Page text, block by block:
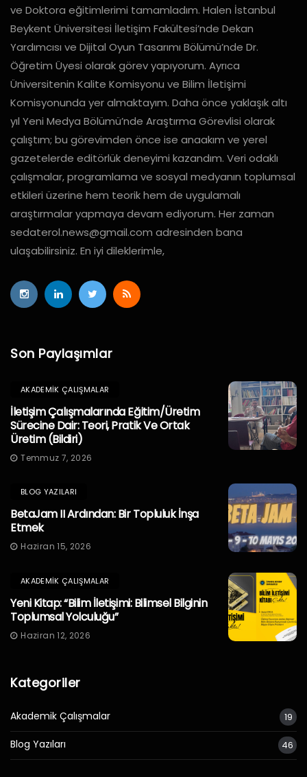
ve Doktora eğitimlerimi tamamladım. Halen İstanbul
Beykent Üniversitesi İletişim Fakültesi’nde Dekan
Yardımcısı ve Dijital Oyun Tasarımı Bölümü’nde Dr.
Öğretim Üyesi olarak görev yapıyorum. Ayrıca
Üniversitenin Kalite Komisyonu ve Bilim İletişimi
Komisyonunda yer almaktayım. Daha önce yaklaşık altı
yıl Yeni Medya Bölümü’nde Araştırma Görevlisi olarak
çalıştım; bu görevimden önce ise anaakım ve yerel
gazetelerde editörlük deneyimi kazandım. Veri odaklı
çalışmalar, programlama ve sosyal medyanın toplumsal
etkileri üzerine hem teorik hem de uygulamalı
araştırmalar yapmaya devam ediyorum. Her zaman
sedaterol.news@gmail.com adresinden bana
ulaşabilirsiniz. En iyi dileklerimle,
Son Paylaşımlar
AKADEMIK ÇALIŞMALAR
İletişim Çalışmalarında Eğitim/Üretim
Sürecine Dair: Teori, Pratik Ve Ortak
Üretim (Bildiri)
Temmuz 7, 2026
BLOG YAZILARI
BetaJam II Ardından: Bir Topluluk İnşa
Etmek
Haziran 15, 2026
AKADEMIK ÇALIŞMALAR
Yeni Kitap: “Bilim İletişimi: Bilimsel Bilginin
Toplumsal Yolculuğu”
Haziran 12, 2026
Kategoriler
Akademik Çalışmalar 19
Blog Yazıları 46